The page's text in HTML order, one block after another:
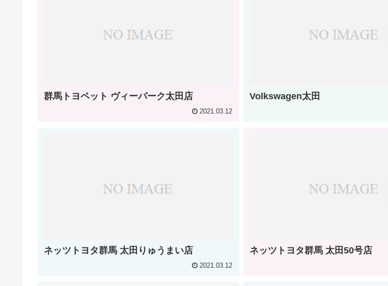
群馬トヨペット ヴィーパーク太田店
2021.03.12
Volkswagen太田
ネッツトヨタ群馬 太田りゅうまい店
2021.03.12
ネッツトヨタ群馬 太田50号店